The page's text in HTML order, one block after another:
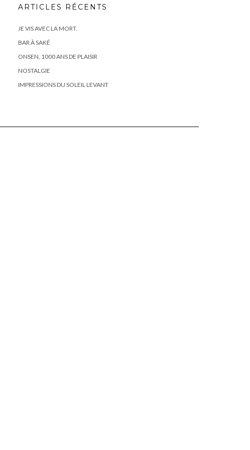
ARTICLES RÉCENTS
JE VIS AVEC LA MORT.
BAR À SAKÉ
ONSEN, 1000 ANS DE PLAISIR
NOSTALGIE
IMPRESSIONS DU SOLEIL LEVANT